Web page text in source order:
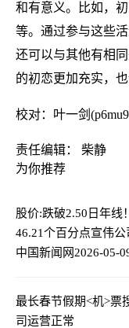
和有意义。比如，
等。通过参与这些
还可以与其他有相
的初恋更加充实，
校对：叶一剑
责任编辑： 柴静
为你推荐
股价:跌破2.50日年线
46.21个百分点宣伟公
中国新闻网2026-05-
最长春节假期<机>票
司运营正常